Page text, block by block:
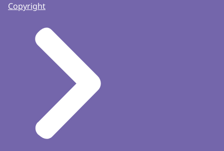
Copyright